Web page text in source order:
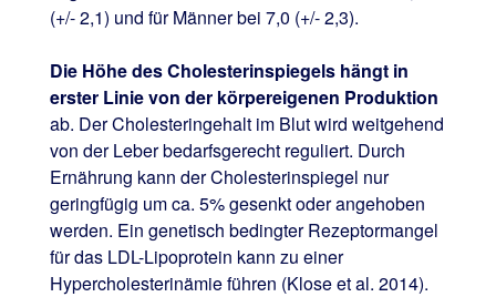
(+/- 2,1) und für Männer bei 7,0 (+/- 2,3).
Die Höhe des Cholesterinspiegels hängt in
erster Linie von der körpereigenen Produktion
ab. Der Cholesteringehalt im Blut wird weitgehend
von der Leber bedarfsgerecht reguliert. Durch
Ernährung kann der Cholesterinspiegel nur
geringfügig um ca. 5% gesenkt oder angehoben
werden. Ein genetisch bedingter Rezeptormangel
für das LDL-Lipoprotein kann zu einer
Hypercholesterinämie führen (Klose et al. 2014).